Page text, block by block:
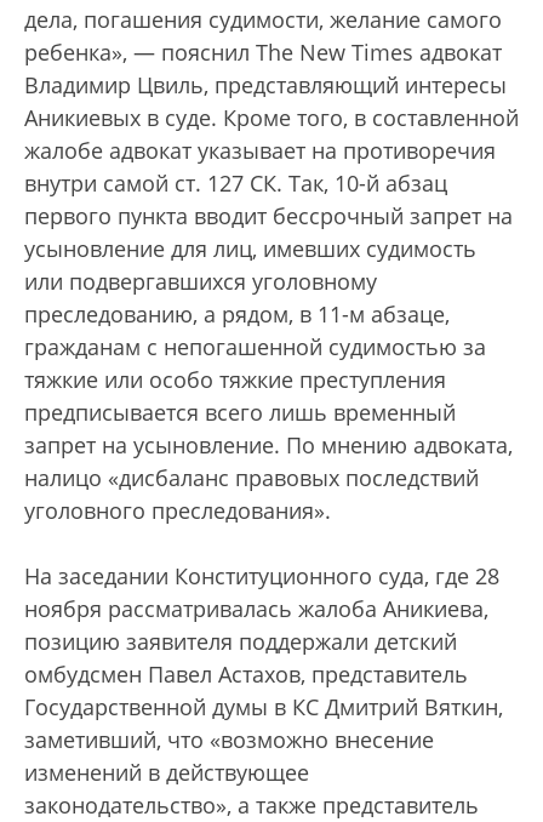
дела, погашения судимости, желание самого
ребенка», — пояснил The New Times адвокат
Владимир Цвиль, представляющий интересы
Аникиевых в суде. Кроме того, в составленной
жалобе адвокат указывает на противоречия
внутри самой ст. 127 СК. Так, 10-й абзац
первого пункта вводит бессрочный запрет на
усыновление для лиц, имевших судимость
или подвергавшихся уголовному
преследованию, а рядом, в 11-м абзаце,
гражданам с непогашенной судимостью за
тяжкие или особо тяжкие преступления
предписывается всего лишь временный
запрет на усыновление. По мнению адвоката,
налицо «дисбаланс правовых последствий
уголовного преследования».
На заседании Конституционного суда, где 28
ноября рассматривалась жалоба Аникиева,
позицию заявителя поддержали детский
омбудсмен Павел Астахов, представитель
Государственной думы в КС Дмитрий Вяткин,
заметивший, что «возможно внесение
изменений в действующее
законодательство», а также представитель